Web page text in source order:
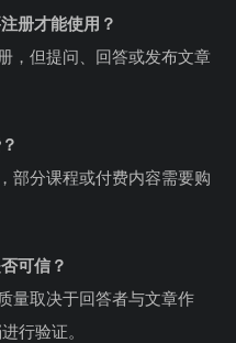
册才能使用？
，但提问、回答或发布文章
部分课程或付费内容需要购
可信？
量取决于回答者与文章作
行验证。